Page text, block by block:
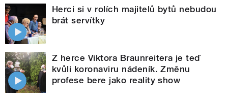
Herci si v rolích majitelů bytů nebudou
brát servítky
Z herce Viktora Braunreitera je teď
kvůli koronaviru nádeník. Změnu
profese bere jako reality show